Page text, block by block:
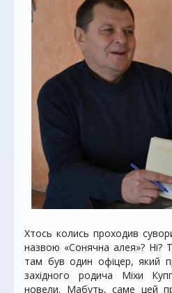
Хтось колись проходив
назвою «Сонячна алея»?
там був один офіцер, який
західного родича Міхи
новели. Мабуть, саме цей